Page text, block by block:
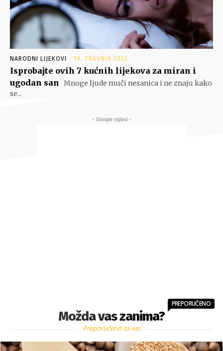
NARODNI LIJEKOVI 19. TRAVNJA 2022.
Isprobajte ovih 7 kućnih lijekova za miran i
ugodan san Mnoge ljude muči nesanica i ne znaju kako
se...
- Google oglasi -
Možda vas zanima?
PREPORUČENO
Preporučeno za vas